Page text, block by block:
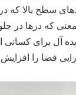
سطح بالا که در
که درها در
آل برای
فضا را